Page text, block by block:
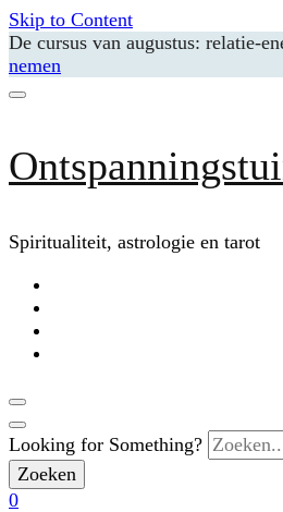
Skip to Content
De cursus van augustus: relatie-
nemen
Spiritualiteit, astrologie en tarot
Looking for Something?
0